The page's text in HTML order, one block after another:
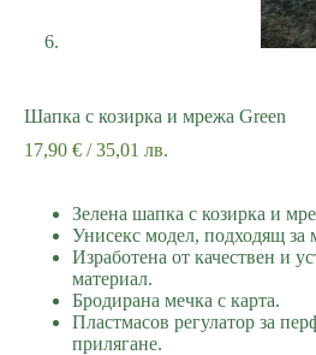
Шапка с козирка и мрежа Green
17,90 € / 35,01 лв.
Зелена шапка с козирка и
Унисекс модел, подходящ
Изработена от качествен и
материал.
Бродирана мечка с карта.
Пластмасов регулатор за
прилягане.